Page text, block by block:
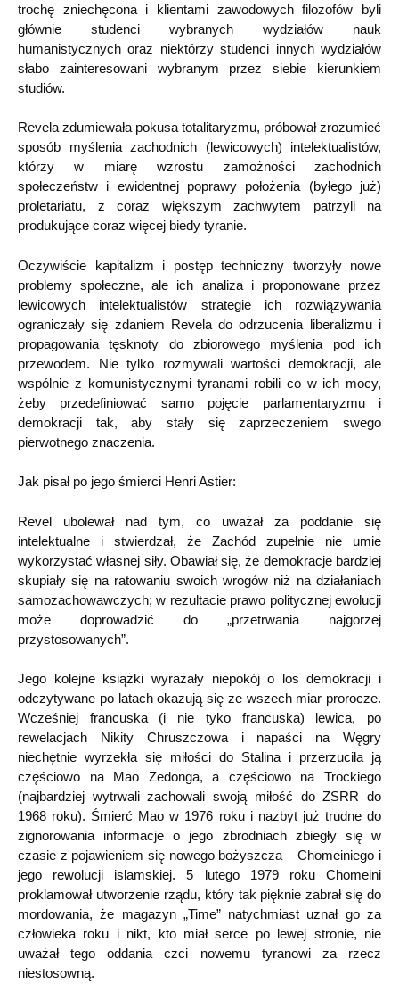
trochę zniechęcona i klientami zawodowych filozofów byli
głównie studenci wybranych wydziałów nauk
humanistycznych oraz niektórzy studenci innych wydziałów
słabo zainteresowani wybranym przez siebie kierunkiem
studiów.
Revela zdumiewała pokusa totalitaryzmu, próbował zrozumieć
sposób myślenia zachodnich (lewicowych) intelektualistów,
którzy w miarę wzrostu zamożności zachodnich
społeczeństw i ewidentnej poprawy położenia (byłego już)
proletariatu, z coraz większym zachwytem patrzyli na
produkujące coraz więcej biedy tyranie.
Oczywiście kapitalizm i postęp techniczny tworzyły nowe
problemy społeczne, ale ich analiza i proponowane przez
lewicowych intelektualistów strategie ich rozwiązywania
ograniczały się zdaniem Revela do odrzucenia liberalizmu i
propagowania tęsknoty do zbiorowego myślenia pod ich
przewodem. Nie tylko rozmywali wartości demokracji, ale
wspólnie z komunistycznymi tyranami robili co w ich mocy,
żeby przedefiniować samo pojęcie parlamentaryzmu i
demokracji tak, aby stały się zaprzeczeniem swego
pierwotnego znaczenia.
Jak pisał po jego śmierci Henri Astier:
Revel ubolewał nad tym, co uważał za poddanie się
intelektualne i stwierdzał, że Zachód zupełnie nie umie
wykorzystać własnej siły. Obawiał się, że demokracje bardziej
skupiały się na ratowaniu swoich wrogów niż na działaniach
samozachowawczych; w rezultacie prawo politycznej ewolucji
może doprowadzić do „przetrwania najgorzej
przystosowanych”.
Jego kolejne książki wyrażały niepokój o los demokracji i
odczytywane po latach okazują się ze wszech miar prorocze.
Wcześniej francuska (i nie tyko francuska) lewica, po
rewelacjach Nikity Chruszczowa i napaści na Węgry
niechętnie wyrzekła się miłości do Stalina i przerzuciła ją
częściowo na Mao Zedonga, a częściowo na Trockiego
(najbardziej wytrwali zachowali swoją miłość do ZSRR do
1968 roku). Śmierć Mao w 1976 roku i nazbyt już trudne do
zignorowania informacje o jego zbrodniach zbiegły się w
czasie z pojawieniem się nowego bożyszcza – Chomeiniego i
jego rewolucji islamskiej. 5 lutego 1979 roku Chomeini
proklamował utworzenie rządu, który tak pięknie zabrał się do
mordowania, że magazyn „Time” natychmiast uznał go za
człowieka roku i nikt, kto miał serce po lewej stronie, nie
uważał tego oddania czci nowemu tyranowi za rzecz
niestosowną.